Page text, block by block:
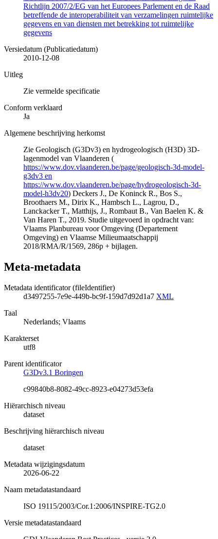
Richtlijn 2007/2/EG van het Europees Parlement en de Raad
betreffende de interoperabiliteit van verzamelingen ruimtelijke
gegevens en van diensten met betrekking tot ruimtelijke
gegevens
Versiedatum (Publicatiedatum)
2010-12-08
Uitleg
Zie vermelde specificatie
Conform verklaard
Ja
Algemene beschrijving herkomst
Zie Geologisch (G3Dv3) en hydrogeologisch (H3D) 3D-
lagenmodel van Vlaanderen (
https://www.dov.vlaanderen.be/page/geologisch-3d-model-
g3dv3 en
https://www.dov.vlaanderen.be/page/hydrogeologisch-3d-
model-h3dv20) Deckers J., De Koninck R., Bos S.,
Broothaers M., Dirix K., Hambsch L., Lagrou, D.,
Lanckacker T., Matthijs, J., Rombaut B., Van Baelen K. &
Van Haren T., 2019. Studie uitgevoerd in opdracht van:
Vlaams Planbureau voor Omgeving (Departement
Omgeving) en Vlaamse Milieumaatschappij
2018/RMA/R/1569, 286p + bijlagen.
Meta-metadata
Metadata identificator (fileIdentifier)
d3497255-7e9e-449b-bc9f-159d7d92d1a7 XML
Taal
Nederlands; Vlaams
Karakterset
utf8
Parent identificator
G3Dv3.1 Boringen
c99840b8-8082-49cc-8923-e04273d53efa
Hiërarchisch niveau
dataset
Beschrijving hiërarchisch niveau
dataset
Metadata wijzigingsdatum
2026-06-22
Naam metadatastandaard
ISO 19115/2003/Cor.1:2006/INSPIRE-TG2.0
Versie metadatastandaard